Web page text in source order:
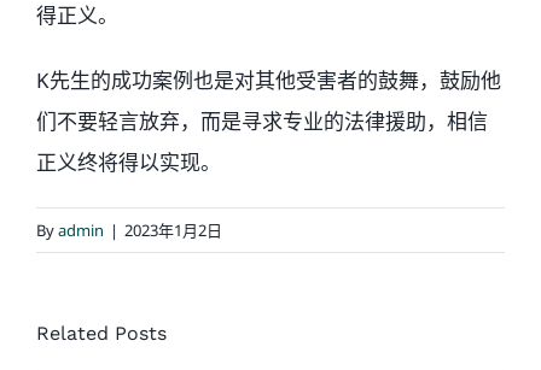
得正义。
K先生的成功案例也是对其他受害者的鼓舞，鼓励他
们不要轻言放弃，而是寻求专业的法律援助，相信
正义终将得以实现。
Byadmin | 2023年1月2日
Related Posts
经典结案
一场车